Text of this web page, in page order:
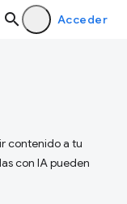
Acceder
contenido a tu
con IA pueden